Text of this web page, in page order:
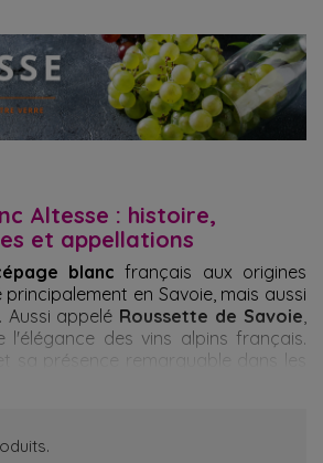
Altesse : histoire,
et appellations
blanc français aux origines
en Savoie, mais aussi
Aussi appelé Roussette de Savoie,
l'élégance des vins alpins français.
sa présence remarquable dans les
en font un incontournable pour les
caractère.
et profil gustatif du vin Altesse